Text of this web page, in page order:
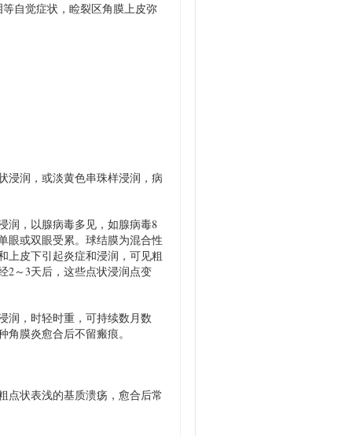
自觉症状，睑裂区角膜上皮弥
润，或淡黄色串珠样浸润，病
，以腺病毒多见，如腺病毒8
眼或双眼受累。球结膜为混合性
上皮下引起炎症和浸润，可见粗
2～3天后，这些点状浸润点变
，时轻时重，可持续数月数
膜炎愈合后不留瘢痕。
状表浅的基质溃疡，愈合后常